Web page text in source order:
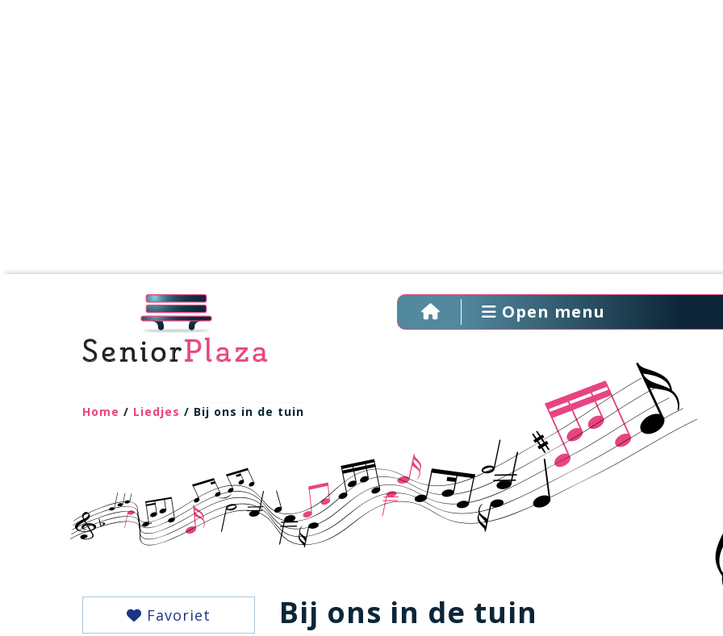
Open menu
Home / Liedjes / Bij ons in de tuin
Favoriet Bij ons in de tuin